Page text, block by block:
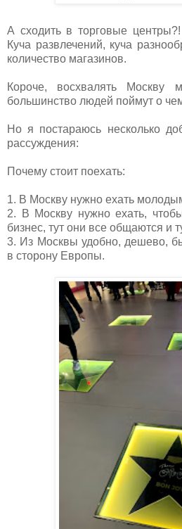
А сходить в торговые центры?!
Куча развлечений, куча
количество магазинов.
Короче, восхвалять Москву
большинство людей поймут о
Но я постараюсь несколько
рассуждения:
Почему стоит поехать:
1. В Москву нужно ехать
2. В Москву нужно ехать,
бизнес, тут они все общаются и
3. Из Москвы удобно, дешево,
в сторону Европы.